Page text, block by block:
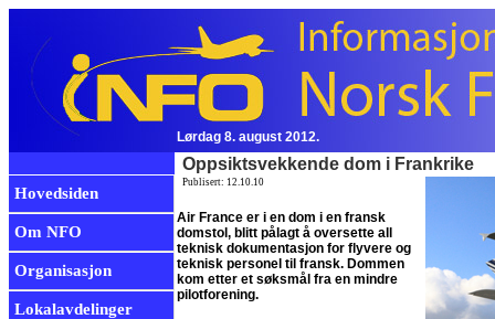
Lørdag 8. august 2012.
Hovedsiden
Om NFO
Organisasjon
Lokalavdelinger
Oppsiktsvekkende dom i Frankrike
Publisert: 12.10.10
Air France er i en dom i en fransk
domstol, blitt pålagt å oversette all
teknisk dokumentasjon for flyvere og
teknisk personel til fransk. Dommen
kom etter et søksmål fra en mindre
pilotforening.